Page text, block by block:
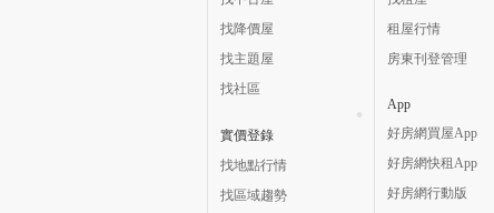
找降價屋
找主題屋
找社區
實價登錄
找地點行情
找區域趨勢
租屋行情
房東刊登管理
App
好房網買屋App
好房網快租App
好房網行動版